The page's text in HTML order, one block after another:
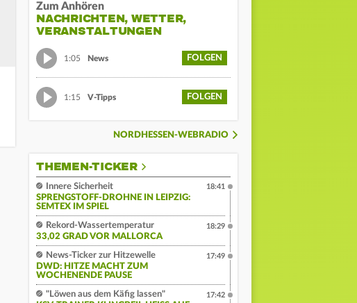
Zum Anhören
NACHRICHTEN, WETTER,
VERANSTALTUNGEN
1:05 News FOLGEN
1:15 V-Tipps FOLGEN
NORDHESSEN-WEBRADIO
THEMEN-TICKER
Innere Sicherheit
SPRENGSTOFF-DROHNE IN LEIPZIG:
SEMTEX IM SPIEL
18:41
Rekord-Wassertemperatur
33,02 GRAD VOR MALLORCA
18:29
News-Ticker zur Hitzewelle
DWD: HITZE MACHT ZUM
WOCHENENDE PAUSE
17:49
"Löwen aus dem Käfig lassen"
17:42